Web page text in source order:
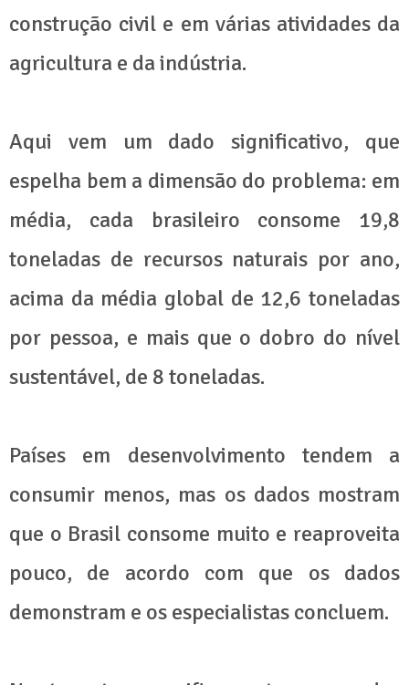
construção civil e em várias atividades da
agricultura e da indústria.
Aqui vem um dado significativo, que
espelha bem a dimensão do problema: em
média, cada brasileiro consome 19,8
toneladas de recursos naturais por ano,
acima da média global de 12,6 toneladas
por pessoa, e mais que o dobro do nível
sustentável, de 8 toneladas.
Países em desenvolvimento tendem a
consumir menos, mas os dados mostram
que o Brasil consome muito e reaproveita
pouco, de acordo com que os dados
demonstram e os especialistas concluem.